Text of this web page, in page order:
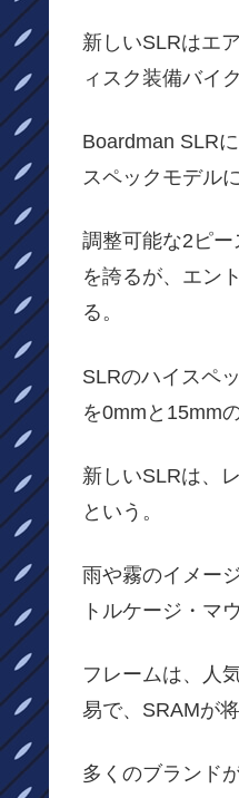
新しいSLRはエ
ィスク装備バイ
Boardman SLR
スペックモデル
調整可能な2ピ
を誇るが、エン
る。
SLRのハイスペ
を0mmと15mm
新しいSLRは、
という。
雨や霧のイメー
トルケージ・マ
フレームは、人
易で、SRAMが
多くのブランド